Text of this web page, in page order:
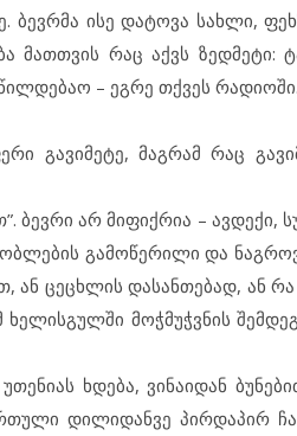
ბევრმა ისე დატოვა სახლი,
მათთვის რაც აქვს ზედმეტი:
– ეგრე თქვეს რადიოში.
გავიმეტე, მაგრამ რაც
ბევრი არ მიფიქრია – ავდექი,
გამოწერილი და
ან ცეცხლის დასანთებად, ან რა
მოჭმუჭვნის შემდეგ
ხდება, ვინაიდან
დილიდანვე პირდაპირ